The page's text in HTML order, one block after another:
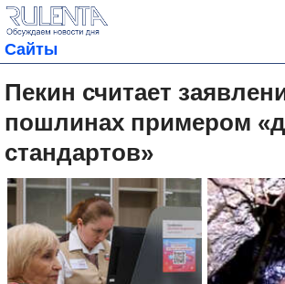
Сайты
Пекин считает
пошлинах примером
стандартов»